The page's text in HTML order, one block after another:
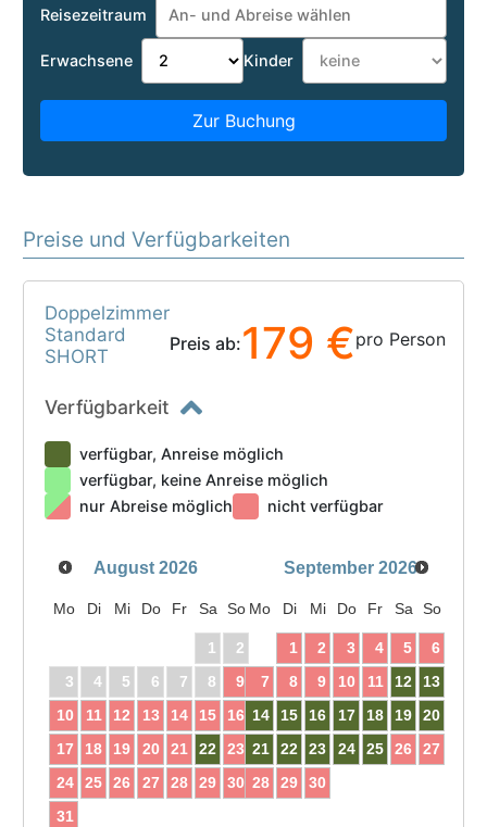
Reisezeitraum
Erwachsene Kinder
Zur Buchung
Preise und Verfügbarkeiten
Doppelzimmer
Standard
SHORT
Preis ab:179 €pro Person
Verfügbarkeit
verfügbar, Anreise möglich
verfügbar, keine Anreise möglich
nur Abreise möglich
nicht verfügbar
August 2026
Mo Di Mi Do Fr Sa So
1
2
3
4 5 6 7 8
9
10
11 12 13 14 15
16
17
18 19 20 21 22
23
24
25 26 27 28 29
30
31
September 2026
Mo Di Mi Do Fr Sa So
1 2 3 4 5
6
7
8 9 10 11 12
13
14
15 16 17 18 19
20
21
22 23 24 25 26
27
28
29 30